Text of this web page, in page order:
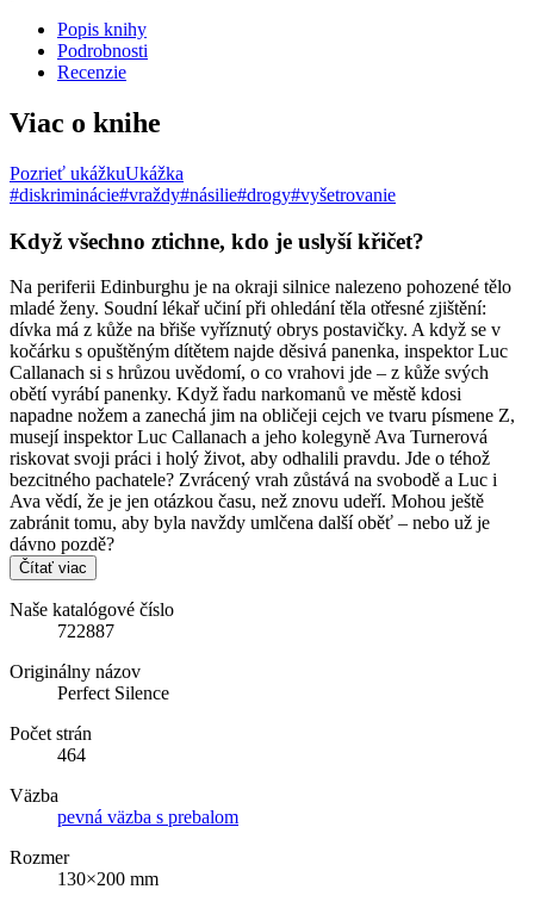
Popis knihy
Podrobnosti
Recenzie
Viac o knihe
Pozrieť ukážkuUkážka
#diskriminácie#vraždy#násilie#drogy#vyšetrovanie
Když všechno ztichne, kdo je uslyší křičet?
Na periferii Edinburghu je na okraji silnice nalezeno pohozené tělo
mladé ženy. Soudní lékař učiní při ohledání těla otřesné zjištění:
dívka má z kůže na břiše vyříznutý obrys postavičky. A když se v
kočárku s opuštěným dítětem najde děsivá panenka, inspektor Luc
Callanach si s hrůzou uvědomí, o co vrahovi jde – z kůže svých
obětí vyrábí panenky. Když řadu narkomanů ve městě kdosi
napadne nožem a zanechá jim na obličeji cejch ve tvaru písmene Z,
musejí inspektor Luc Callanach a jeho kolegyně Ava Turnerová
riskovat svoji práci i holý život, aby odhalili pravdu. Jde o téhož
bezcitného pachatele? Zvrácený vrah zůstává na svobodě a Luc i
Ava vědí, že je jen otázkou času, než znovu udeří. Mohou ještě
zabránit tomu, aby byla navždy umlčena další oběť – nebo už je
dávno pozdě?
Čítať viac
Naše katalógové číslo
722887
Originálny názov
Perfect Silence
Počet strán
464
Väzba
pevná väzba s prebalom
Rozmer
130×200 mm